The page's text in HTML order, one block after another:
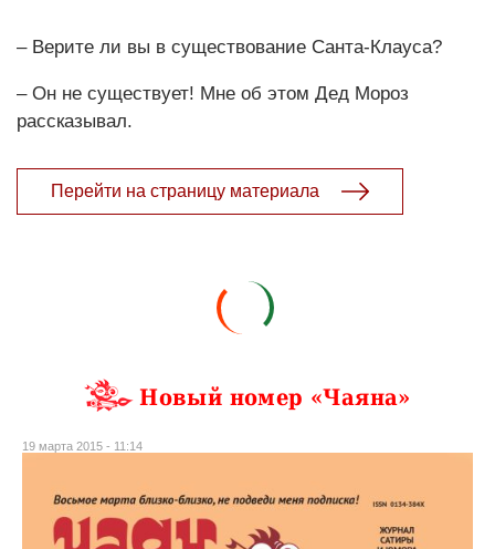
– Верите ли вы в существование Санта-Клауса?
– Он не существует! Мне об этом Дед Мороз
рассказывал.
Перейти на страницу материала
Новый номер «Чаяна»
19 марта 2015 - 11:14